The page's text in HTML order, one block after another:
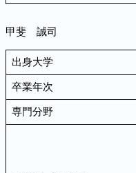
甲斐 誠司
出身大学
卒業年次
専門分野